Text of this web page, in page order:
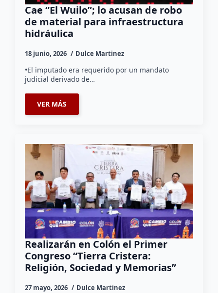
Cae “El Wuilo”; lo acusan de robo
de material para infraestructura
hidráulica
18 junio, 2026 Dulce Martinez
•El imputado era requerido por un mandato
judicial derivado de…
VER MÁS
Realizarán en Colón el Primer
Congreso “Tierra Cristera:
Religión, Sociedad y Memorias”
27 mayo, 2026 Dulce Martinez